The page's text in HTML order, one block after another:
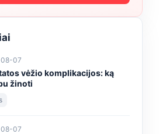
07
vėžio komplikacijos: ką
žinoti
07